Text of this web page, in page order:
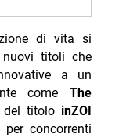
pagamento
espansionidi vita si
nuovi titoli che
a un
comeThe
del titolo inZOI
concorrenti